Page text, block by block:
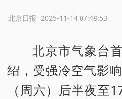
2025-11-14 07:48:53
北京日报
北京市气象台
绍，受强冷空气影
（周六）后半夜至